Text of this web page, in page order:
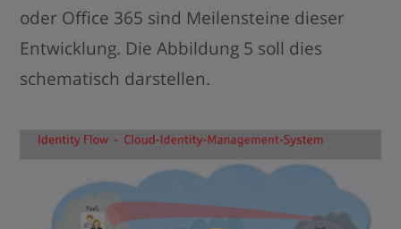
oder Office 365 sind Meilensteine dieser
Entwicklung. Die Abbildung 5 soll dies
schematisch darstellen.